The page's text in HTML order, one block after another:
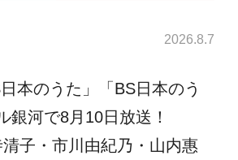
2026.8.7
本のうた」「BS日本のう
銀河で8月10日放送！
子・市川由紀乃・山内惠